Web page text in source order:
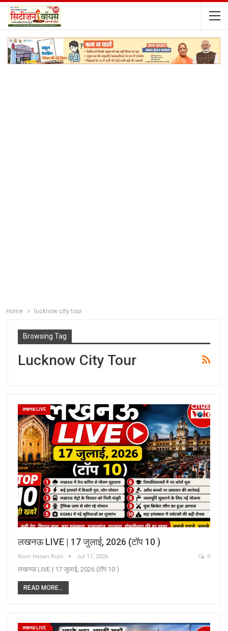
Home lucknow city tour
Browsing Tag
Lucknow City Tour
लखनऊ LIVE
लखनऊ LIVE | 17 जुलाई, 2026 (टॉप 10 )
Noor Hasan Rizvi Jul 17, 2026 0
लखनऊ LIVE | 17 जुलाई, 2026 (टॉप 10 )
READ MORE...
लखनऊ LIVE